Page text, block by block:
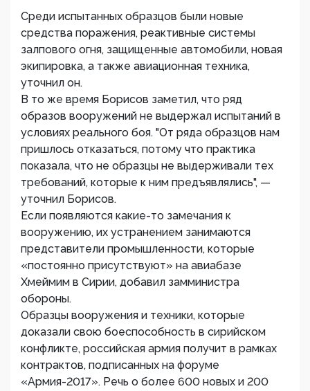
Среди испытанных образцов были новые
средства поражения, реактивные системы
залпового огня, защищенные автомобили, новая
экипировка, а также авиационная техника,
уточнил он.
В то же время Борисов заметил, что ряд
образов вооружений не выдержал испытаний в
условиях реального боя. ​"От ряда образцов нам
пришлось отказаться, потому что практика
показала, что не образцы не выдерживали тех
требований, которые к ним предъявлялись", —
уточнил Борисов.
Если появляются какие-то замечания к
вооружению, их устранением занимаются
представители промышленности, которые
«постоянно присутствуют» на авиабазе
Хмеймим в Сирии, добавил замминистра
обороны.
Образцы вооружения и техники, которые
доказали свою боеспособность в сирийском
конфликте, российская армия получит в рамках
контрактов, подписанных на форуме
«Армия-2017». Речь о более 600 новых и 200